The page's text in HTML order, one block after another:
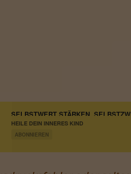
HEILE DEIN INNERES KIND
ABONNIEREN
SELBSTWERT STÄRKEN.